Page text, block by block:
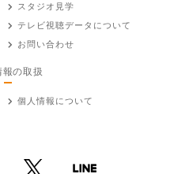
スタジオ見学
テレビ視聴データについて
お問い合わせ
の取扱
個人情報について